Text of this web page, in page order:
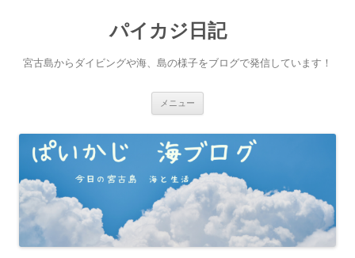
パイカジ日記
宮古島からダイビングや海、島の様子をブログで発信しています！
メニュー
ツ
へ
ス
キ
ッ
プ